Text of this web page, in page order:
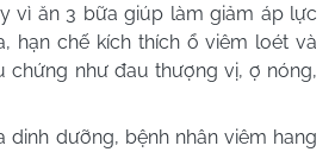
vì ăn 3 bữa giúp làm giảm áp lực
hạn chế kích thích ổ viêm loét và
chứng như đau thượng vị, ợ nóng,
dinh dưỡng, bệnh nhân viêm hang